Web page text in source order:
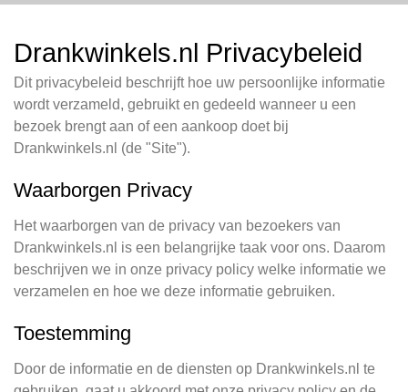
Drankwinkels.nl Privacybeleid
Dit privacybeleid beschrijft hoe uw persoonlijke informatie
wordt verzameld, gebruikt en gedeeld wanneer u een
bezoek brengt aan of een aankoop doet bij
Drankwinkels.nl (de "Site").
Waarborgen Privacy
Het waarborgen van de privacy van bezoekers van
Drankwinkels.nl is een belangrijke taak voor ons. Daarom
beschrijven we in onze privacy policy welke informatie we
verzamelen en hoe we deze informatie gebruiken.
Toestemming
Door de informatie en de diensten op Drankwinkels.nl te